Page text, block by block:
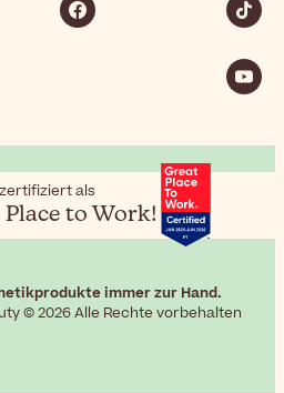
als
to Work!
immer zur Hand.
© 2026 Alle Rechte vorbehalten